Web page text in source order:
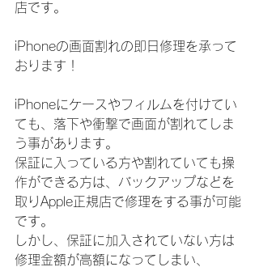
店です。
iPhoneの画面割れの即日修理を承って
おります！
iPhoneにケースやフィルムを付けてい
ても、落下や衝撃で画面が割れてしま
う事があります。
保証に入っている方や割れていても操
作ができる方は、バックアップなどを
取りApple正規店で修理をする事が可能
です。
しかし、保証に加入されていない方は
修理金額が高額になってしまい、